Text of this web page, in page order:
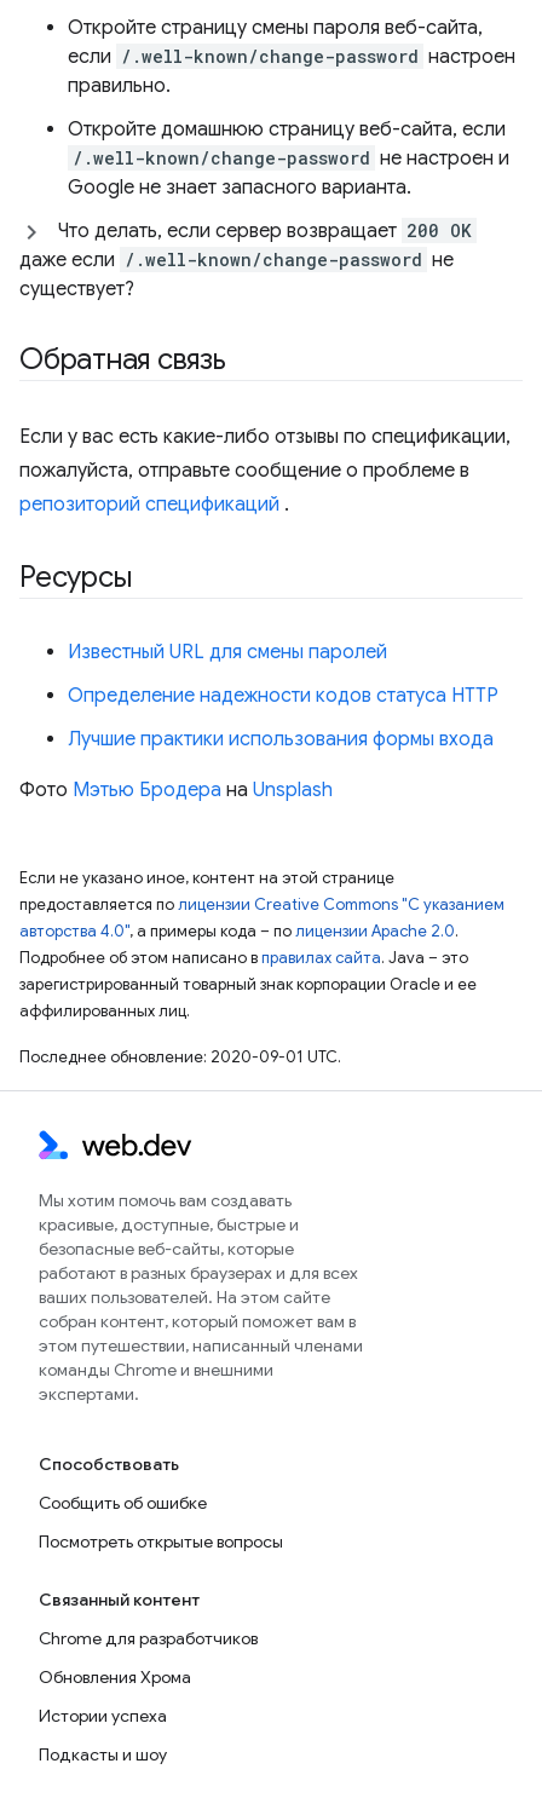
Откройте страницу смены пароля веб-сайта,
если /.well-known/change-password настроен
правильно.
Откройте домашнюю страницу веб-сайта, если
/.well-known/change-password не настроен и
Google не знает запасного варианта.
Что делать, если сервер возвращает 200 OK
даже если /.well-known/change-password не
существует?
Обратная связь
Если у вас есть какие-либо отзывы по спецификации,
пожалуйста, отправьте сообщение о проблеме в
репозиторий спецификаций .
Ресурсы
Известный URL для смены паролей
Определение надежности кодов статуса HTTP
Лучшие практики использования формы входа
Фото Мэтью Бродера на Unsplash
Если не указано иное, контент на этой странице
предоставляется полицензии Creative Commons "С указанием
авторства 4.0", а примеры кода – полицензии Apache 2.0.
Подробнее об этом написано вправилах сайта. Java – это
зарегистрированный товарный знак корпорации Oracle и ее
аффилированных лиц.
Последнее обновление: 2020-09-01 UTC.
Мы хотим помочь вам создавать
красивые, доступные, быстрые и
безопасные веб-сайты, которые
работают в разных браузерах и для всех
ваших пользователей. На этом сайте
собран контент, который поможет вам в
этом путешествии, написанный членами
команды Chrome и внешними
экспертами.
Способствовать
Сообщить об ошибке
Посмотреть открытые вопросы
Связанный контент
Chrome для разработчиков
Обновления Хрома
Истории успеха
Подкасты и шоу